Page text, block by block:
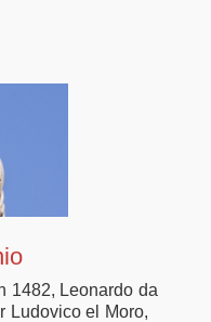
1482, Leonardo da
Ludovico el Moro,